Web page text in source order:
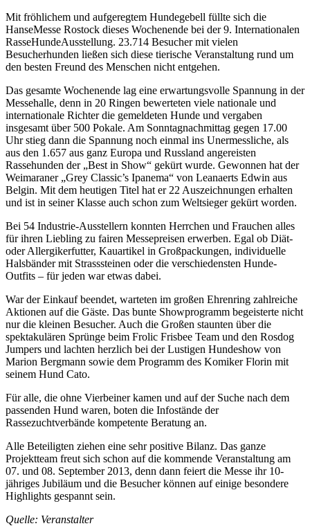
Mit fröhlichem und aufgeregtem Hundegebell füllte sich die
HanseMesse Rostock dieses Wochenende bei der 9. Internationalen
RasseHundeAusstellung. 23.714 Besucher mit vielen
Besucherhunden ließen sich diese tierische Veranstaltung rund um
den besten Freund des Menschen nicht entgehen.
Das gesamte Wochenende lag eine erwartungsvolle Spannung in der
Messehalle, denn in 20 Ringen bewerteten viele nationale und
internationale Richter die gemeldeten Hunde und vergaben
insgesamt über 500 Pokale. Am Sonntagnachmittag gegen 17.00
Uhr stieg dann die Spannung noch einmal ins Unermessliche, als
aus den 1.657 aus ganz Europa und Russland angereisten
Rassehunden der „Best in Show“ gekürt wurde. Gewonnen hat der
Weimaraner „Grey Classic’s Ipanema“ von Leanaerts Edwin aus
Belgin. Mit dem heutigen Titel hat er 22 Auszeichnungen erhalten
und ist in seiner Klasse auch schon zum Weltsieger gekürt worden.
Bei 54 Industrie-Ausstellern konnten Herrchen und Frauchen alles
für ihren Liebling zu fairen Messepreisen erwerben. Egal ob Diät-
oder Allergikerfutter, Kauartikel in Großpackungen, individuelle
Halsbänder mit Strasssteinen oder die verschiedensten Hunde-
Outfits – für jeden war etwas dabei.
War der Einkauf beendet, warteten im großen Ehrenring zahlreiche
Aktionen auf die Gäste. Das bunte Showprogramm begeisterte nicht
nur die kleinen Besucher. Auch die Großen staunten über die
spektakulären Sprünge beim Frolic Frisbee Team und den Rosdog
Jumpers und lachten herzlich bei der Lustigen Hundeshow von
Marion Bergmann sowie dem Programm des Komiker Florin mit
seinem Hund Cato.
Für alle, die ohne Vierbeiner kamen und auf der Suche nach dem
passenden Hund waren, boten die Infostände der
Rassezuchtverbände kompetente Beratung an.
Alle Beteiligten ziehen eine sehr positive Bilanz. Das ganze
Projektteam freut sich schon auf die kommende Veranstaltung am
07. und 08. September 2013, denn dann feiert die Messe ihr 10-
jähriges Jubiläum und die Besucher können auf einige besondere
Highlights gespannt sein.
Quelle: Veranstalter